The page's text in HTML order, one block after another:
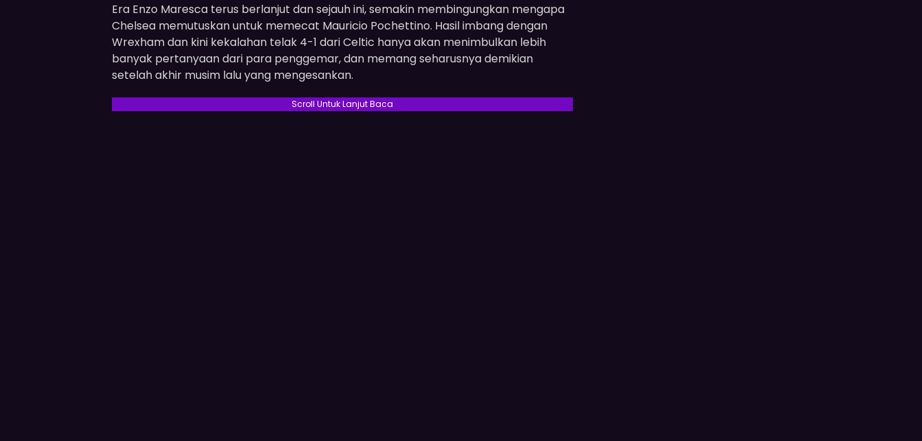
Era Enzo Maresca terus berlanjut dan sejauh ini, semakin membingungkan mengapa
Chelsea memutuskan untuk memecat Mauricio Pochettino. Hasil imbang dengan
Wrexham dan kini kekalahan telak 4-1 dari Celtic hanya akan menimbulkan lebih
banyak pertanyaan dari para penggemar, dan memang seharusnya demikian
setelah akhir musim lalu yang mengesankan.
Scroll Untuk Lanjut Baca